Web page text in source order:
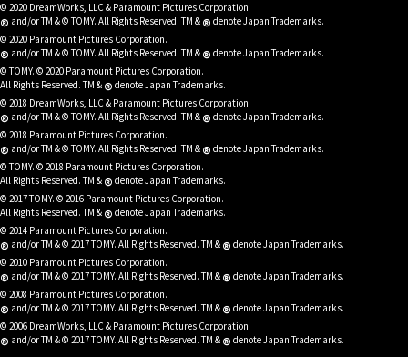
© 2020 DreamWorks, LLC & Paramount Pictures Corporation.
® and/or TM & © TOMY. All Rights Reserved. TM & ® denote Japan Trademarks.
© 2020 Paramount Pictures Corporation.
® and/or TM & © TOMY. All Rights Reserved. TM & ® denote Japan Trademarks.
© TOMY. © 2020 Paramount Pictures Corporation.
All Rights Reserved. TM & ® denote Japan Trademarks.
© 2018 DreamWorks, LLC & Paramount Pictures Corporation.
® and/or TM & © TOMY. All Rights Reserved. TM & ® denote Japan Trademarks.
© 2018 Paramount Pictures Corporation.
® and/or TM & © TOMY. All Rights Reserved. TM & ® denote Japan Trademarks.
© TOMY. © 2018 Paramount Pictures Corporation.
All Rights Reserved. TM & ® denote Japan Trademarks.
© 2017 TOMY. © 2016 Paramount Pictures Corporation.
All Rights Reserved. TM & ® denote Japan Trademarks.
© 2014 Paramount Pictures Corporation.
® and/or TM & © 2017 TOMY. All Rights Reserved. TM & ® denote Japan Trademarks.
© 2010 Paramount Pictures Corporation.
® and/or TM & © 2017 TOMY. All Rights Reserved. TM & ® denote Japan Trademarks.
© 2008 Paramount Pictures Corporation.
® and/or TM & © 2017 TOMY. All Rights Reserved. TM & ® denote Japan Trademarks.
© 2006 DreamWorks, LLC & Paramount Pictures Corporation.
® and/or TM & © 2017 TOMY. All Rights Reserved. TM & ® denote Japan Trademarks.